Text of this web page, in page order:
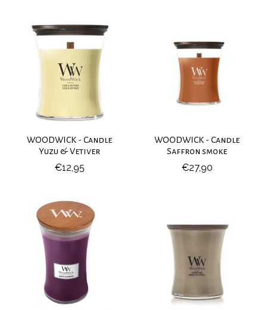
WOODWICK - Candle
Yuzu & Vetiver
€12,95
WOODWICK - Candle
Saffron smoke
€27,90